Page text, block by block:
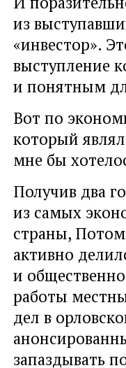
из
«инвестор».
выступление
и понятным
Вот по
который
мне бы
Получив два
из самых
страны,
активно
и
работы
дел в
запаздывать